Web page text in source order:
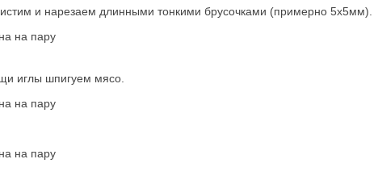
и нарезаем длинными тонкими брусочками (примерно 5х5мм).
иглы шпигуем мясо.